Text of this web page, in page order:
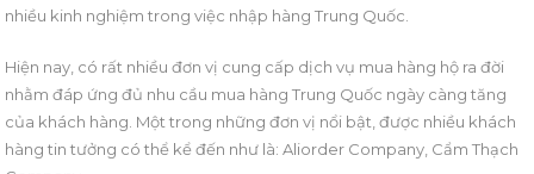
nhiều kinh nghiệm trong việc nhập hàng Trung Quốc.
Hiện nay, có rất nhiều đơn vị cung cấp dịch vụ mua hàng hộ ra đời
nhằm đáp ứng đủ nhu cầu mua hàng Trung Quốc ngày càng tăng
của khách hàng. Một trong những đơn vị nổi bật, được nhiều khách
hàng tin tưởng có thể kể đến như là: Aliorder Company, Cẩm Thạch